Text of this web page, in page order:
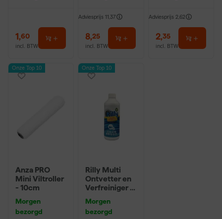
1,60
incl. BTW
Adviesprijs 11,37
8,25
incl. BTW
Adviesprijs 2,62
2,35
incl. BTW
Onze Top 10
Anza PRO
Mini Viltroller
- 10cm
Morgen
bezorgd
Onze Top 10
Rilly Multi
Ontvetter en
Verfreiniger –
Morgen
bezorgd